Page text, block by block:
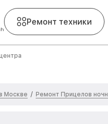
Ремонт техники
Москве / Ремонт Прицелов